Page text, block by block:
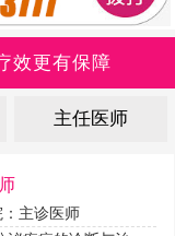
效更有保障
主任医师
主诊医师